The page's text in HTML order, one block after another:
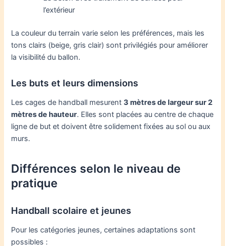
l’extérieur
La couleur du terrain varie selon les préférences, mais les
tons clairs (beige, gris clair) sont privilégiés pour améliorer
la visibilité du ballon.
Les buts et leurs dimensions
Les cages de handball mesurent3 mètres de largeur sur 2
mètres de hauteur. Elles sont placées au centre de chaque
ligne de but et doivent être solidement fixées au sol ou aux
murs.
Différences selon le niveau de
pratique
Handball scolaire et jeunes
Pour les catégories jeunes, certaines adaptations sont
possibles :